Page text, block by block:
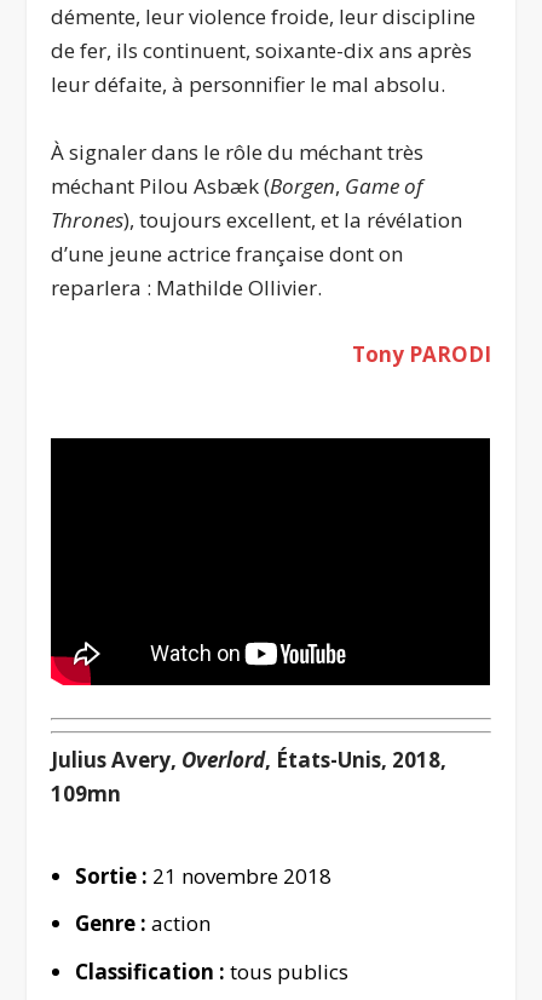
démente, leur violence froide, leur discipline
de fer, ils continuent, soixante-dix ans après
leur défaite, à personnifier le mal absolu.
À signaler dans le rôle du méchant très
méchant Pilou Asbæk (Borgen, Game of
Thrones), toujours excellent, et la révélation
d’une jeune actrice française dont on
reparlera : Mathilde Ollivier.
Tony PARODI
Julius Avery, Overlord, États-Unis, 2018,
109mn
Sortie : 21 novembre 2018
Genre : action
Classification : tous publics